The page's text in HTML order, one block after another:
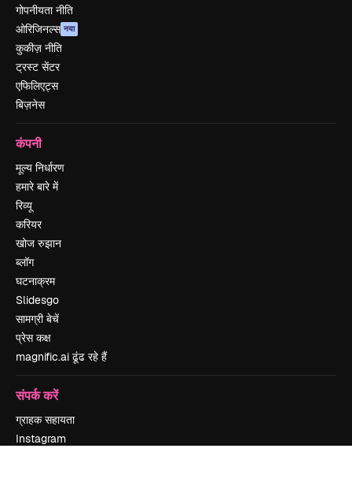
गोपनीयता नीति
ओरिजिनल्स नया
कुकीज़ नीति
ट्रस्ट सेंटर
एफिलिएट्स
बिज़नेस
कंपनी
मूल्य निर्धारण
हमारे बारे में
रिव्यू
करियर
खोज रुझान
ब्लॉग
घटनाक्रम
Slidesgo
सामग्री बेचें
प्रेस कक्ष
magnific.ai ढूंढ रहे हैं
संपर्क करें
ग्राहक सहायता
Instagram